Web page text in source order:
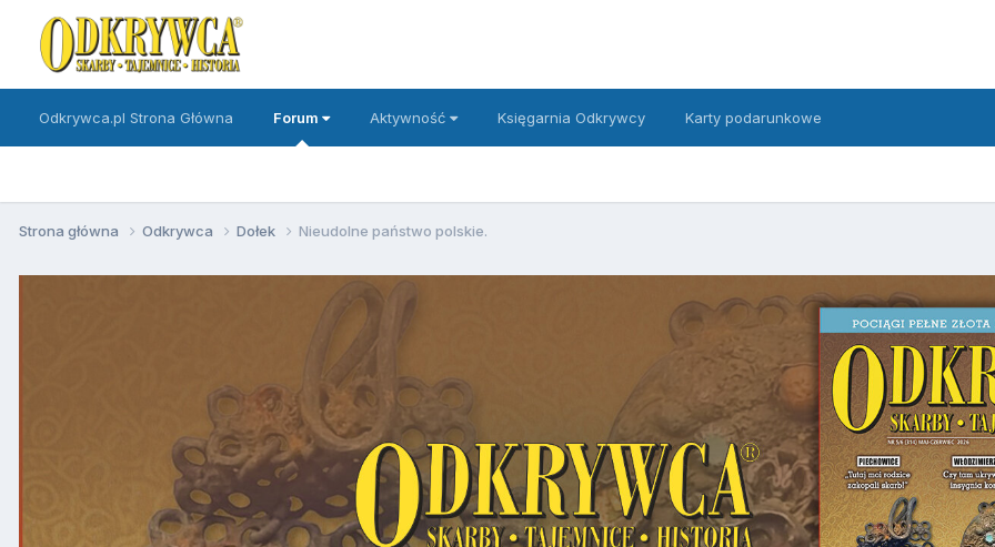
Odkrywca.pl Strona Główna Forum Aktywność Księgarnia Odkrywcy Karty podarunkowe
Strona główna Odkrywca Dołek Nieudolne państwo polskie.